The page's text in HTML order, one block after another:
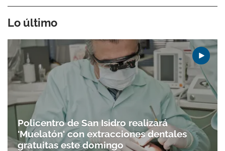
Gracias por suscribirte a nuestro boletín.
Lo último
Policentro de San Isidro realizará
'Muelatón' con extracciones dentales
gratuitas este domingo